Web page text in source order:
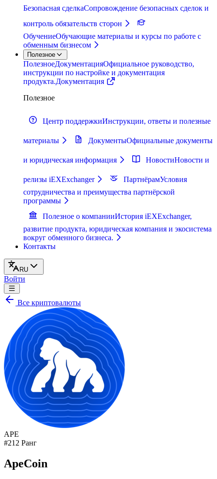
Безопасная сделкаСопровождение безопасных сделок и
контроль обязательств сторон
ОбучениеОбучающие материалы и курсы по работе с
обменным бизнесом
Полезное
ПолезноеДокументацияОфициальное руководство,
инструкции по настройке и документация
продукта.Документация
Полезное
Центр поддержкиИнструкции, ответы и полезные
материалы ДокументыОфициальные документы
и юридическая информация НовостиНовости и
релизы iEXExchanger ПартнёрамУсловия
сотрудничества и преимущества партнёрской
программы
Полезное о компанииИстория iEXExchanger,
развитие продукта, юридическая компания и экосистема
вокруг обменного бизнеса.
Контакты
RU
Войти
Все криптовалюты
APE
#212 Ранг
ApeCoin